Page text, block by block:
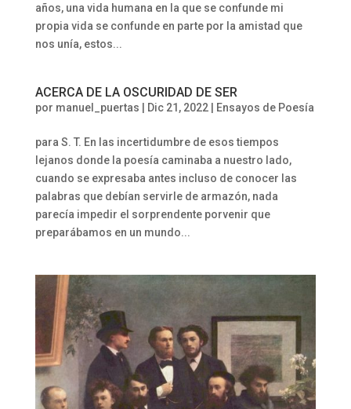
años, una vida humana en la que se confunde mi
propia vida se confunde en parte por la amistad que
nos unía, estos...
ACERCA DE LA OSCURIDAD DE SER
por manuel_puertas Dic 21, 2022| Ensayos de Poesía
para S. T. En las incertidumbre de esos tiempos
lejanos donde la poesía caminaba a nuestro lado,
cuando se expresaba antes incluso de conocer las
palabras que debían servirle de armazón, nada
parecía impedir el sorprendente porvenir que
preparábamos en un mundo...